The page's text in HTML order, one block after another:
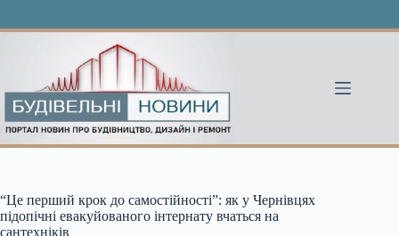
“Це перший крок до самостійності”: як у Чернівцях
підопічні евакуйованого інтернату вчаться на
сантехніків